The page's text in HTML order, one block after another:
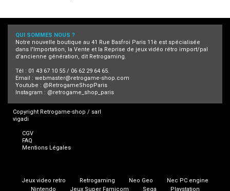
QUI SOMMES NOUS ?
Notre nouvelle boutique au 41 Rue Basfroi Paris 11è est spécialisée
dans l'Importation, la Vente et la Reprise de jeux vidéo rétro import/pal
d'ancienne génération, dit Retrogaming.
Tél : 01 43 67 10 55 / 06 62 29 64 65.
Email : webmaster@retrogame-shop.com
Youtube : @RetrogameShopParis
Instagram : @retrogame_shop_paris
Copyright Retrogame-shop / sarl
vigadi
CGV
FAQ
Mentions Légales
Jeux video retro Retrogaming Neo Geo
Nec PC engine
Nintendo
Jeux Super Famicom Sega Playstation